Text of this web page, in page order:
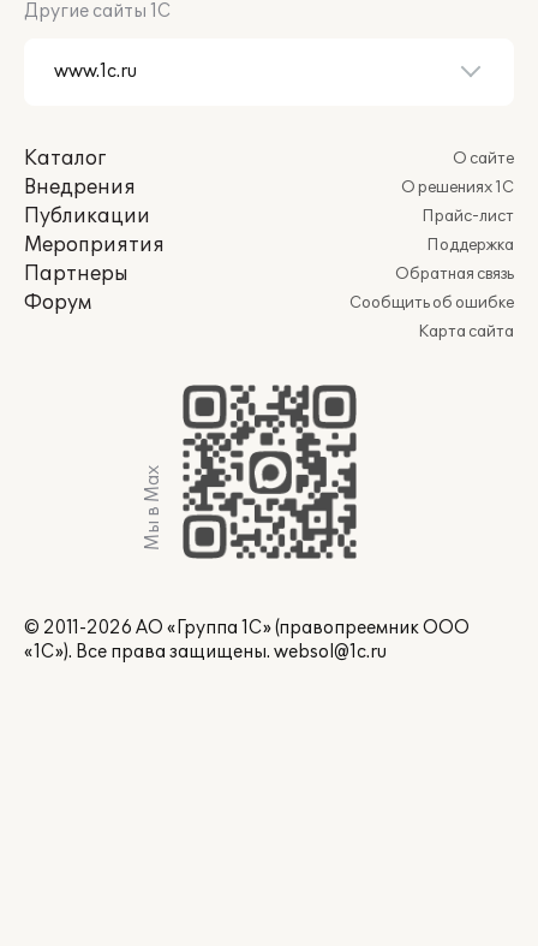
Другие сайты 1С
Каталог
Внедрения
Публикации
Мероприятия
Партнеры
Форум
О сайте
О решениях 1С
Прайс-лист
Поддержка
Обратная связь
Сообщить об ошибке
Карта сайта
Мы в Max
© 2011-2026 АО «Группа 1С» (правопреемник ООО
«1С»). Все права защищены. websol@1c.ru